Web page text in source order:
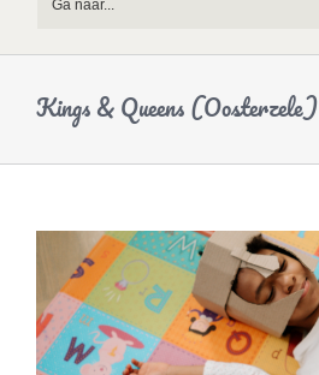
Ga naar...
Kings & Queens (Oosterzele)
Bekijk
grotere
afbeelding